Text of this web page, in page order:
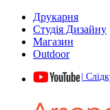
Друкарня
Студія Дизайну
Магазин
Outdoor
|